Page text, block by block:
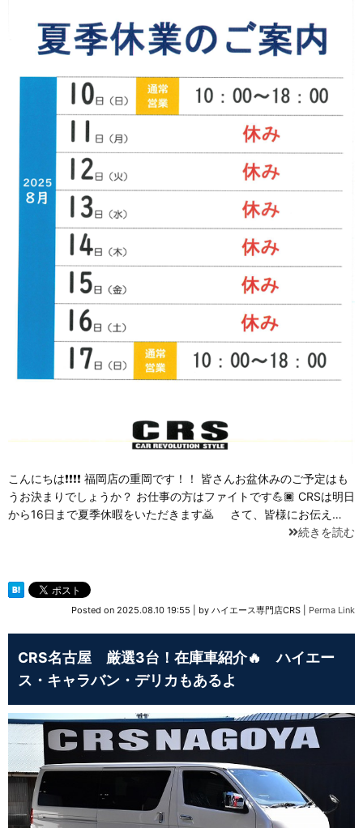
こんにちは❗❗❗❗ 福岡店の重岡です！！ 皆さんお盆休みのご予定はも
うお決まりでしょうか？ お仕事の方はファイトです💪🏿 CRSは明日
から16日まで夏季休暇をいただきます🙇 さて、皆様にお伝え…
続きを読む
Posted on 2025.08.10 19:55 by ハイエース専門店CRS Perma Link
CRS名古屋 厳選3台！在庫車紹介🔥 ハイエー
ス・キャラバン・デリカもあるよ